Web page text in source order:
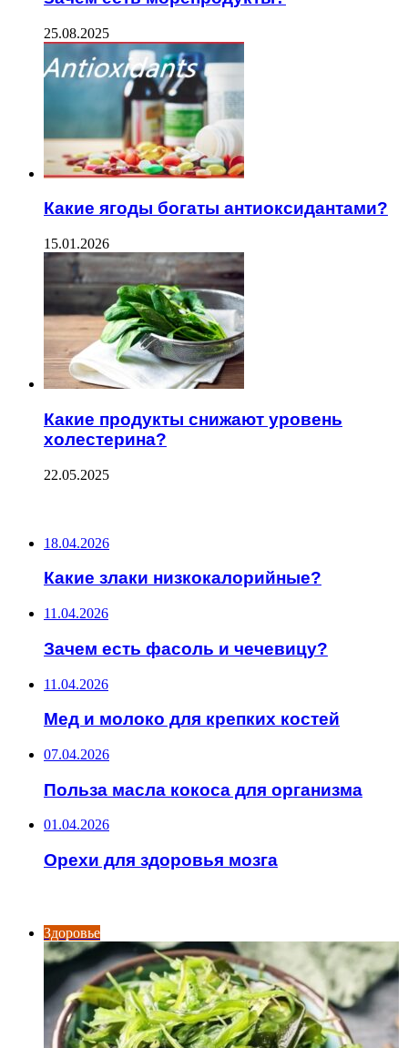
25.08.2025
Какие ягоды богаты антиоксидантами?
15.01.2026
Какие продукты снижают уровень
холестерина?
22.05.2025
18.04.2026
Какие злаки низкокалорийные?
11.04.2026
Зачем есть фасоль и чечевицу?
11.04.2026
Мед и молоко для крепких костей
07.04.2026
Польза масла кокоса для организма
01.04.2026
Орехи для здоровья мозга
Здоровье